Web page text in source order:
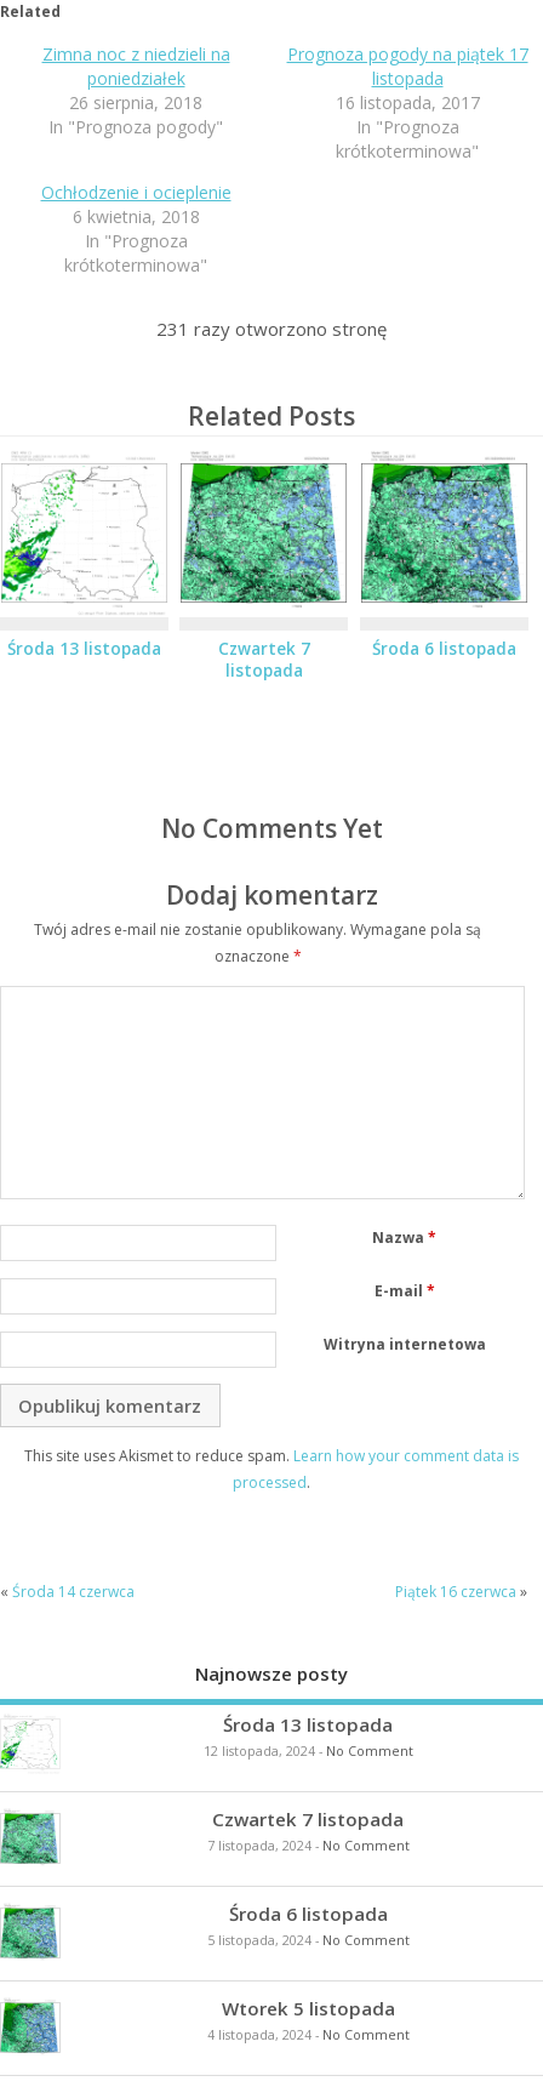
Related
Zimna noc z niedzieli na
poniedziałek
26 sierpnia, 2018
In "Prognoza pogody"
Prognoza pogody na piątek 17
listopada
16 listopada, 2017
In "Prognoza
krótkoterminowa"
Ochłodzenie i ocieplenie
6 kwietnia, 2018
In "Prognoza
krótkoterminowa"
231 razy otworzono stronę
Related Posts
Środa 13 listopada
Czwartek 7
listopada
Środa 6 listopada
No Comments Yet
Dodaj komentarz
Twój adres e-mail nie zostanie opublikowany. Wymagane pola są
oznaczone *
Nazwa*
E-mail *
Witryna internetowa
This site uses Akismet to reduce spam. Learn how your comment data is
processed.
« Środa 14 czerwca Piątek 16 czerwca »
Najnowsze posty
Środa 13 listopada
12 listopada, 2024- No Comment
Czwartek 7 listopada
7 listopada, 2024- No Comment
Środa 6 listopada
5 listopada, 2024- No Comment
Wtorek 5 listopada
4 listopada, 2024- No Comment